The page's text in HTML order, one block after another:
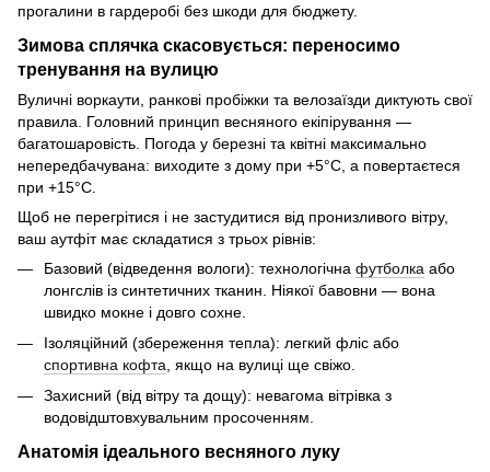
прогалини в гардеробі без шкоди для бюджету.
Зимова сплячка скасовується: переносимо
тренування на вулицю
Вуличні воркаути, ранкові пробіжки та велозаїзди диктують свої
правила. Головний принцип весняного екіпірування —
багатошаровість. Погода у березні та квітні максимально
непередбачувана: виходите з дому при +5°C, а повертаєтеся
при +15°C.
Щоб не перегрітися і не застудитися від пронизливого вітру,
ваш аутфіт має складатися з трьох рівнів:
Базовий (відведення вологи): технологічна футболка або
лонгслів із синтетичних тканин. Ніякої бавовни — вона
швидко мокне і довго сохне.
Ізоляційний (збереження тепла): легкий фліс або
спортивна кофта , якщо на вулиці ще свіжо.
Захисний (від вітру та дощу): невагома вітрівка з
водовідштовхувальним просоченням.
Анатомія ідеального весняного луку